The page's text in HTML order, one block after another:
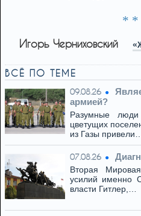
* *
Игорь Черниховский
ВСЁ ПО ТЕМЕ
09.08.26
армией?
Разумные
цветущих
из Газы привели…
07.08.26
Вторая
усилий именно
власти Гитлер,…